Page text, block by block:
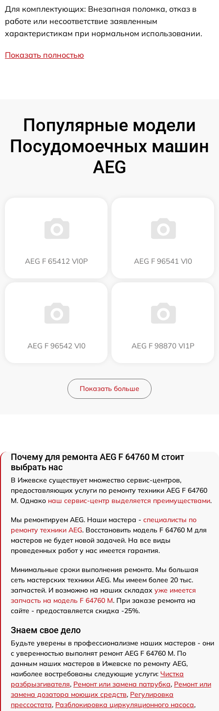
Для комплектующих: Внезапная поломка, отказ в
работе или несоответствие заявленным
характеристикам при нормальном использовании.
Показать полностью
Популярные модели
Посудомоечных машин
AEG
AEG F 65412 VI0P AEG F 96541 VI0
AEG F 96542 VI0 AEG F 98870 VI1P
Показать больше
Почему для ремонта AEG F 64760 M стоит
выбрать нас
В Ижевске существует множество сервис-центров,
предоставляющих услуги по ремонту техники AEG F 64760
M. Однако наш сервис-центр выделяется преимуществами.
Мы ремонтируем AEG. Наши мастера - специалисты по
ремонту техники AEG. Восстановить модель F 64760 M для
мастеров не будет новой задачей. На все виды
проведенных работ у нас имеется гарантия.
Минимальные сроки выполнения ремонта. Мы большая
сеть мастерских техники AEG. Мы имеем более 20 тыс.
запчастей. И возможно на наших складах уже имеется
запчасть на модель F 64760 M. При заказе ремонта на
сайте - предоставляется скидка -25%.
Знаем свое дело
Будьте уверены в профессионализме наших мастеров - они
с уверенностью выполнят ремонт AEG F 64760 M. По
данным наших мастеров в Ижевске по ремонту AEG,
наиболее востребованы следующие услуги: Чистка
разбрызгивателя, Ремонт или замена патрубка, Ремонт или
замена дозатора моющих средств, Регулировка
прессостата, Разблокировка циркуляционного насоса,